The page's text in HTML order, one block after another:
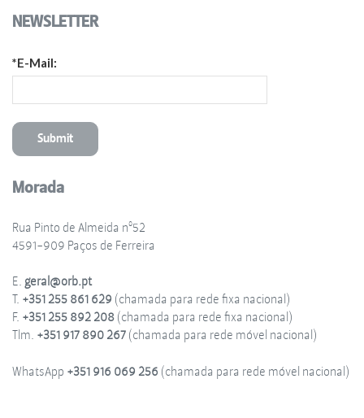
NEWSLETTER
*E-Mail:
Morada
Rua Pinto de Almeida nº52
4591-909 Paços de Ferreira
E. geral@orb.pt
T. +351 255 861 629 (chamada para rede fixa nacional)
F. +351 255 892 208(chamada para rede fixa nacional)
Tlm. +351 917 890 267(chamada para rede móvel nacional)
WhatsApp +351 916 069 256 (chamada para rede móvel nacional)